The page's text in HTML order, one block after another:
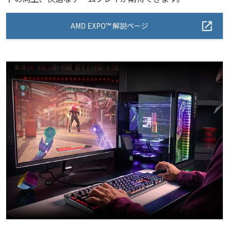
AMD EXPO™ 解説ページ